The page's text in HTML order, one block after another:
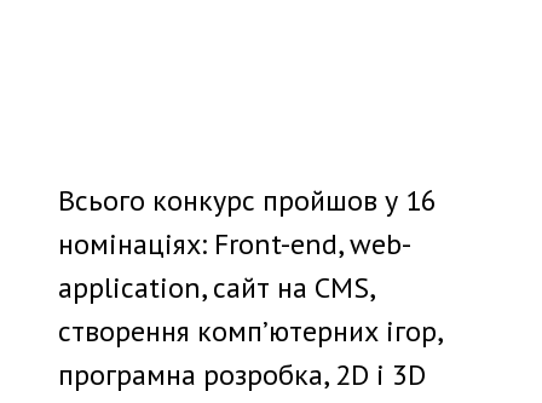
Всього конкурс пройшов у 16
номінаціях: Front-end, web-
application, сайт на CMS,
створення комп’ютерних ігор,
програмна розробка, 2D і 3D